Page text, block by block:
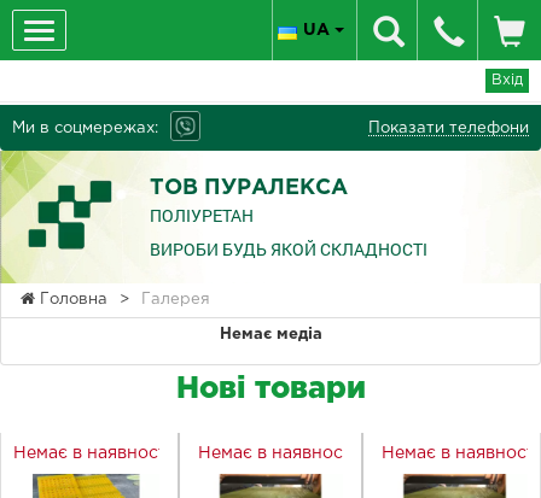
Вхід
Ми в соцмережах: Показати телефони
ТОВ ПУРАЛЕКСА
ПОЛІУРЕТАН
ВИРОБИ БУДЬ ЯКОЙ СКЛАДНОСТІ
UA
Головна > Галерея
Немає медіа
Нові товари
Немає в наявності Немає в наявності Немає в